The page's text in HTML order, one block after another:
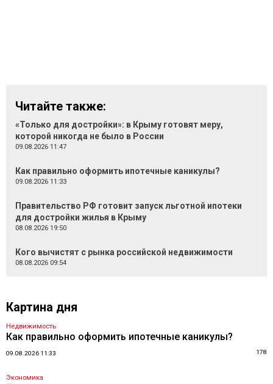
Читайте также:
«Только для достройки»: в Крыму готовят меру,
которой никогда не было в России
09.08.2026 11:47
Как правильно оформить ипотечные каникулы?
09.08.2026 11:33
Правительство РФ готовит запуск льготной ипотеки
для достройки жилья в Крыму
08.08.2026 19:50
Кого вычистят с рынка российской недвижимости
08.08.2026 09:54
Картина дня
Недвижимость
Как правильно оформить ипотечные каникулы?
09.08.2026 11:33 178
Экономика